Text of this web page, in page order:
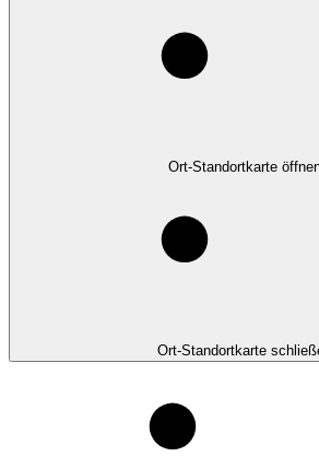
Ort-Standortkarte
Ort-Standortkarte